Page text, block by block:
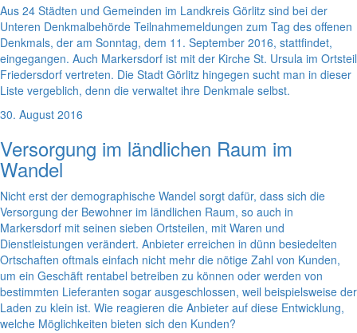
Aus 24 Städten und Gemeinden im Landkreis Görlitz sind bei der
Unteren Denkmalbehörde Teilnahmemeldungen zum Tag des offenen
Denkmals, der am Sonntag, dem 11. September 2016, stattfindet,
eingegangen. Auch Markersdorf ist mit der Kirche St. Ursula im Ortsteil
Friedersdorf vertreten. Die Stadt Görlitz hingegen sucht man in dieser
Liste vergeblich, denn die verwaltet ihre Denkmale selbst.
30. August 2016
Versorgung im ländlichen Raum im
Wandel
Nicht erst der demographische Wandel sorgt dafür, dass sich die
Versorgung der Bewohner im ländlichen Raum, so auch in
Markersdorf mit seinen sieben Ortsteilen, mit Waren und
Dienstleistungen verändert. Anbieter erreichen in dünn besiedelten
Ortschaften oftmals einfach nicht mehr die nötige Zahl von Kunden,
um ein Geschäft rentabel betreiben zu können oder werden von
bestimmten Lieferanten sogar ausgeschlossen, weil beispielsweise der
Laden zu klein ist. Wie reagieren die Anbieter auf diese Entwicklung,
welche Möglichkeiten bieten sich den Kunden?